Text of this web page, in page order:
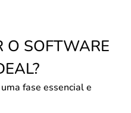
O SOFTWARE
fase essencial e